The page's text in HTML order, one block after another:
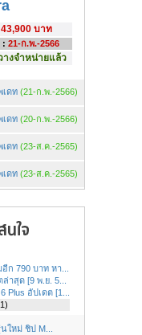
43,900 บาท
: 21-ก.พ.-2566
างจำหน่ายแล้ว
เดท (21-ก.พ.-2566)
เดท (20-ก.พ.-2566)
เดท (23-ส.ค.-2565)
เดท (23-ส.ค.-2565)
ก 790 บาท หา...
าสุด [9 พ.ย. 5...
Plus อัปเดต [1...
ใหม่ ชิป M...